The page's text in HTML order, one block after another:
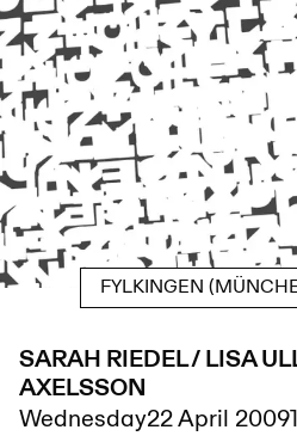
FYLKINGEN
SARAH RIEDEL / LISA
AXELSSON
Wednesday22 April 2009